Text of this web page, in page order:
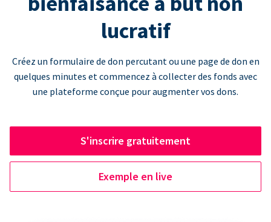
lucratif
Créez un formulaire de don percutant ou une page de don en
quelques minutes et commencez à collecter des fonds avec
une plateforme conçue pour augmenter vos dons.
S'inscrire gratuitement
Exemple en live